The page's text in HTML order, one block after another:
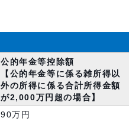
公的年金等控除額
【公的年金等に係る雑所得以
外の所得に係る合計所得金額
が2,000万円超の場合】
90万円